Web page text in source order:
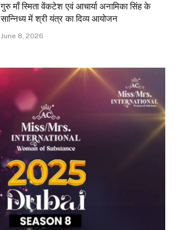
गुरु माँ स्मिता वेंकटेश एवं आचार्या अनामिका सिंह के
सान्निध्य में श्री यंत्र का दिव्य आयोजन
June 8, 2026